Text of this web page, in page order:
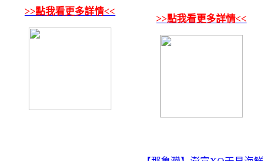
>>點我看更多詳情<<
>>點我看更多詳情<<